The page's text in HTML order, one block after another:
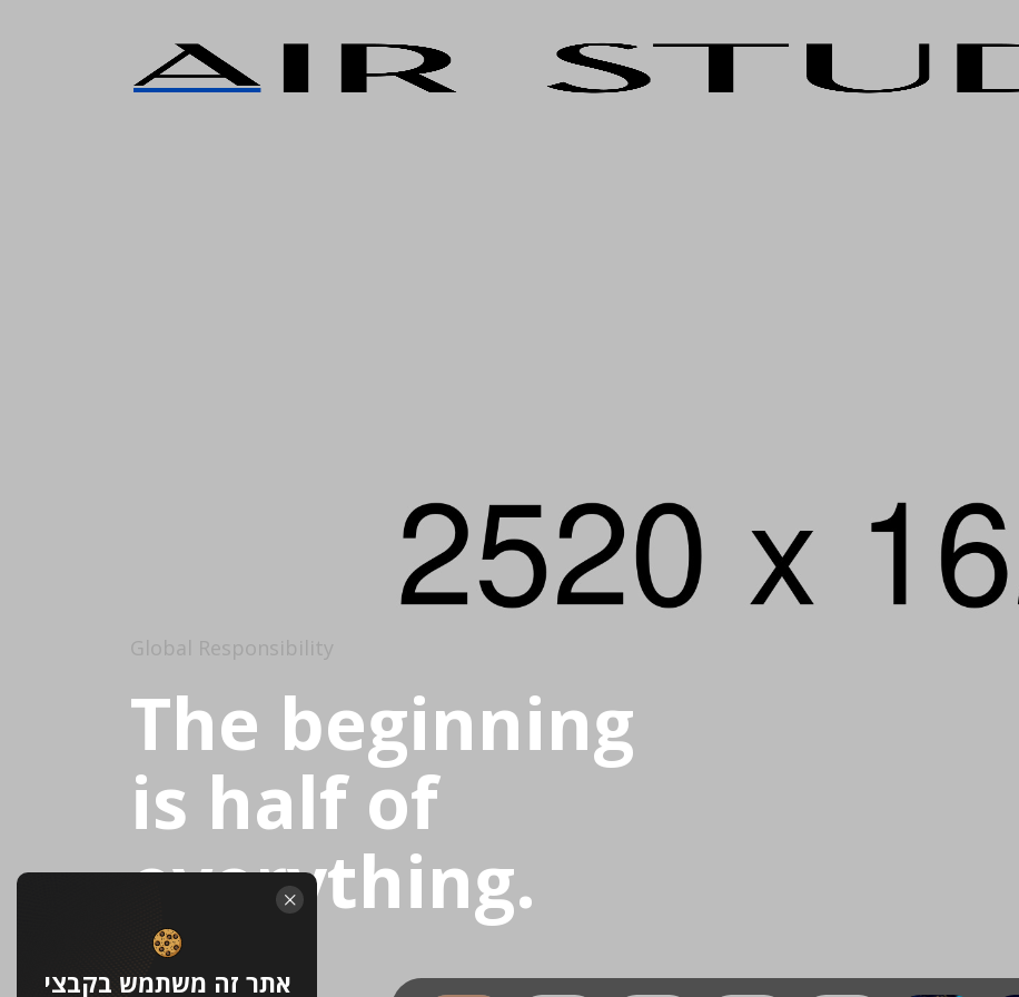
The beginning
is half of
everything.
אתר זה משתמש בקבצי